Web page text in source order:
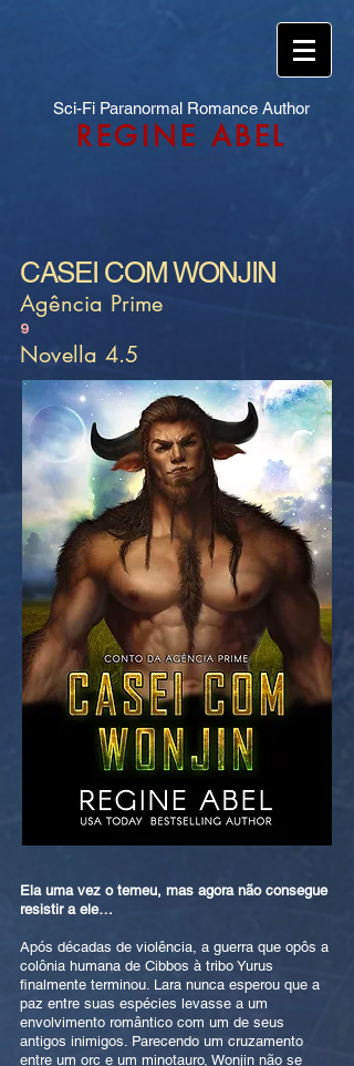
Sci-Fi Paranormal Romance Author
REGINE ABEL
CASEI COM WONJIN
Agência Prime
9
Novella 4.5
Ela uma vez o temeu, mas agora não consegue
resistir a ele…
Após décadas de violência, a guerra que opôs a
colônia humana de Cibbos à tribo Yurus
finalmente terminou. Lara nunca esperou que a
paz entre suas espécies levasse a um
envolvimento romântico com um de seus
antigos inimigos. Parecendo um cruzamento
entre um orc e um minotauro, Wonjin não se